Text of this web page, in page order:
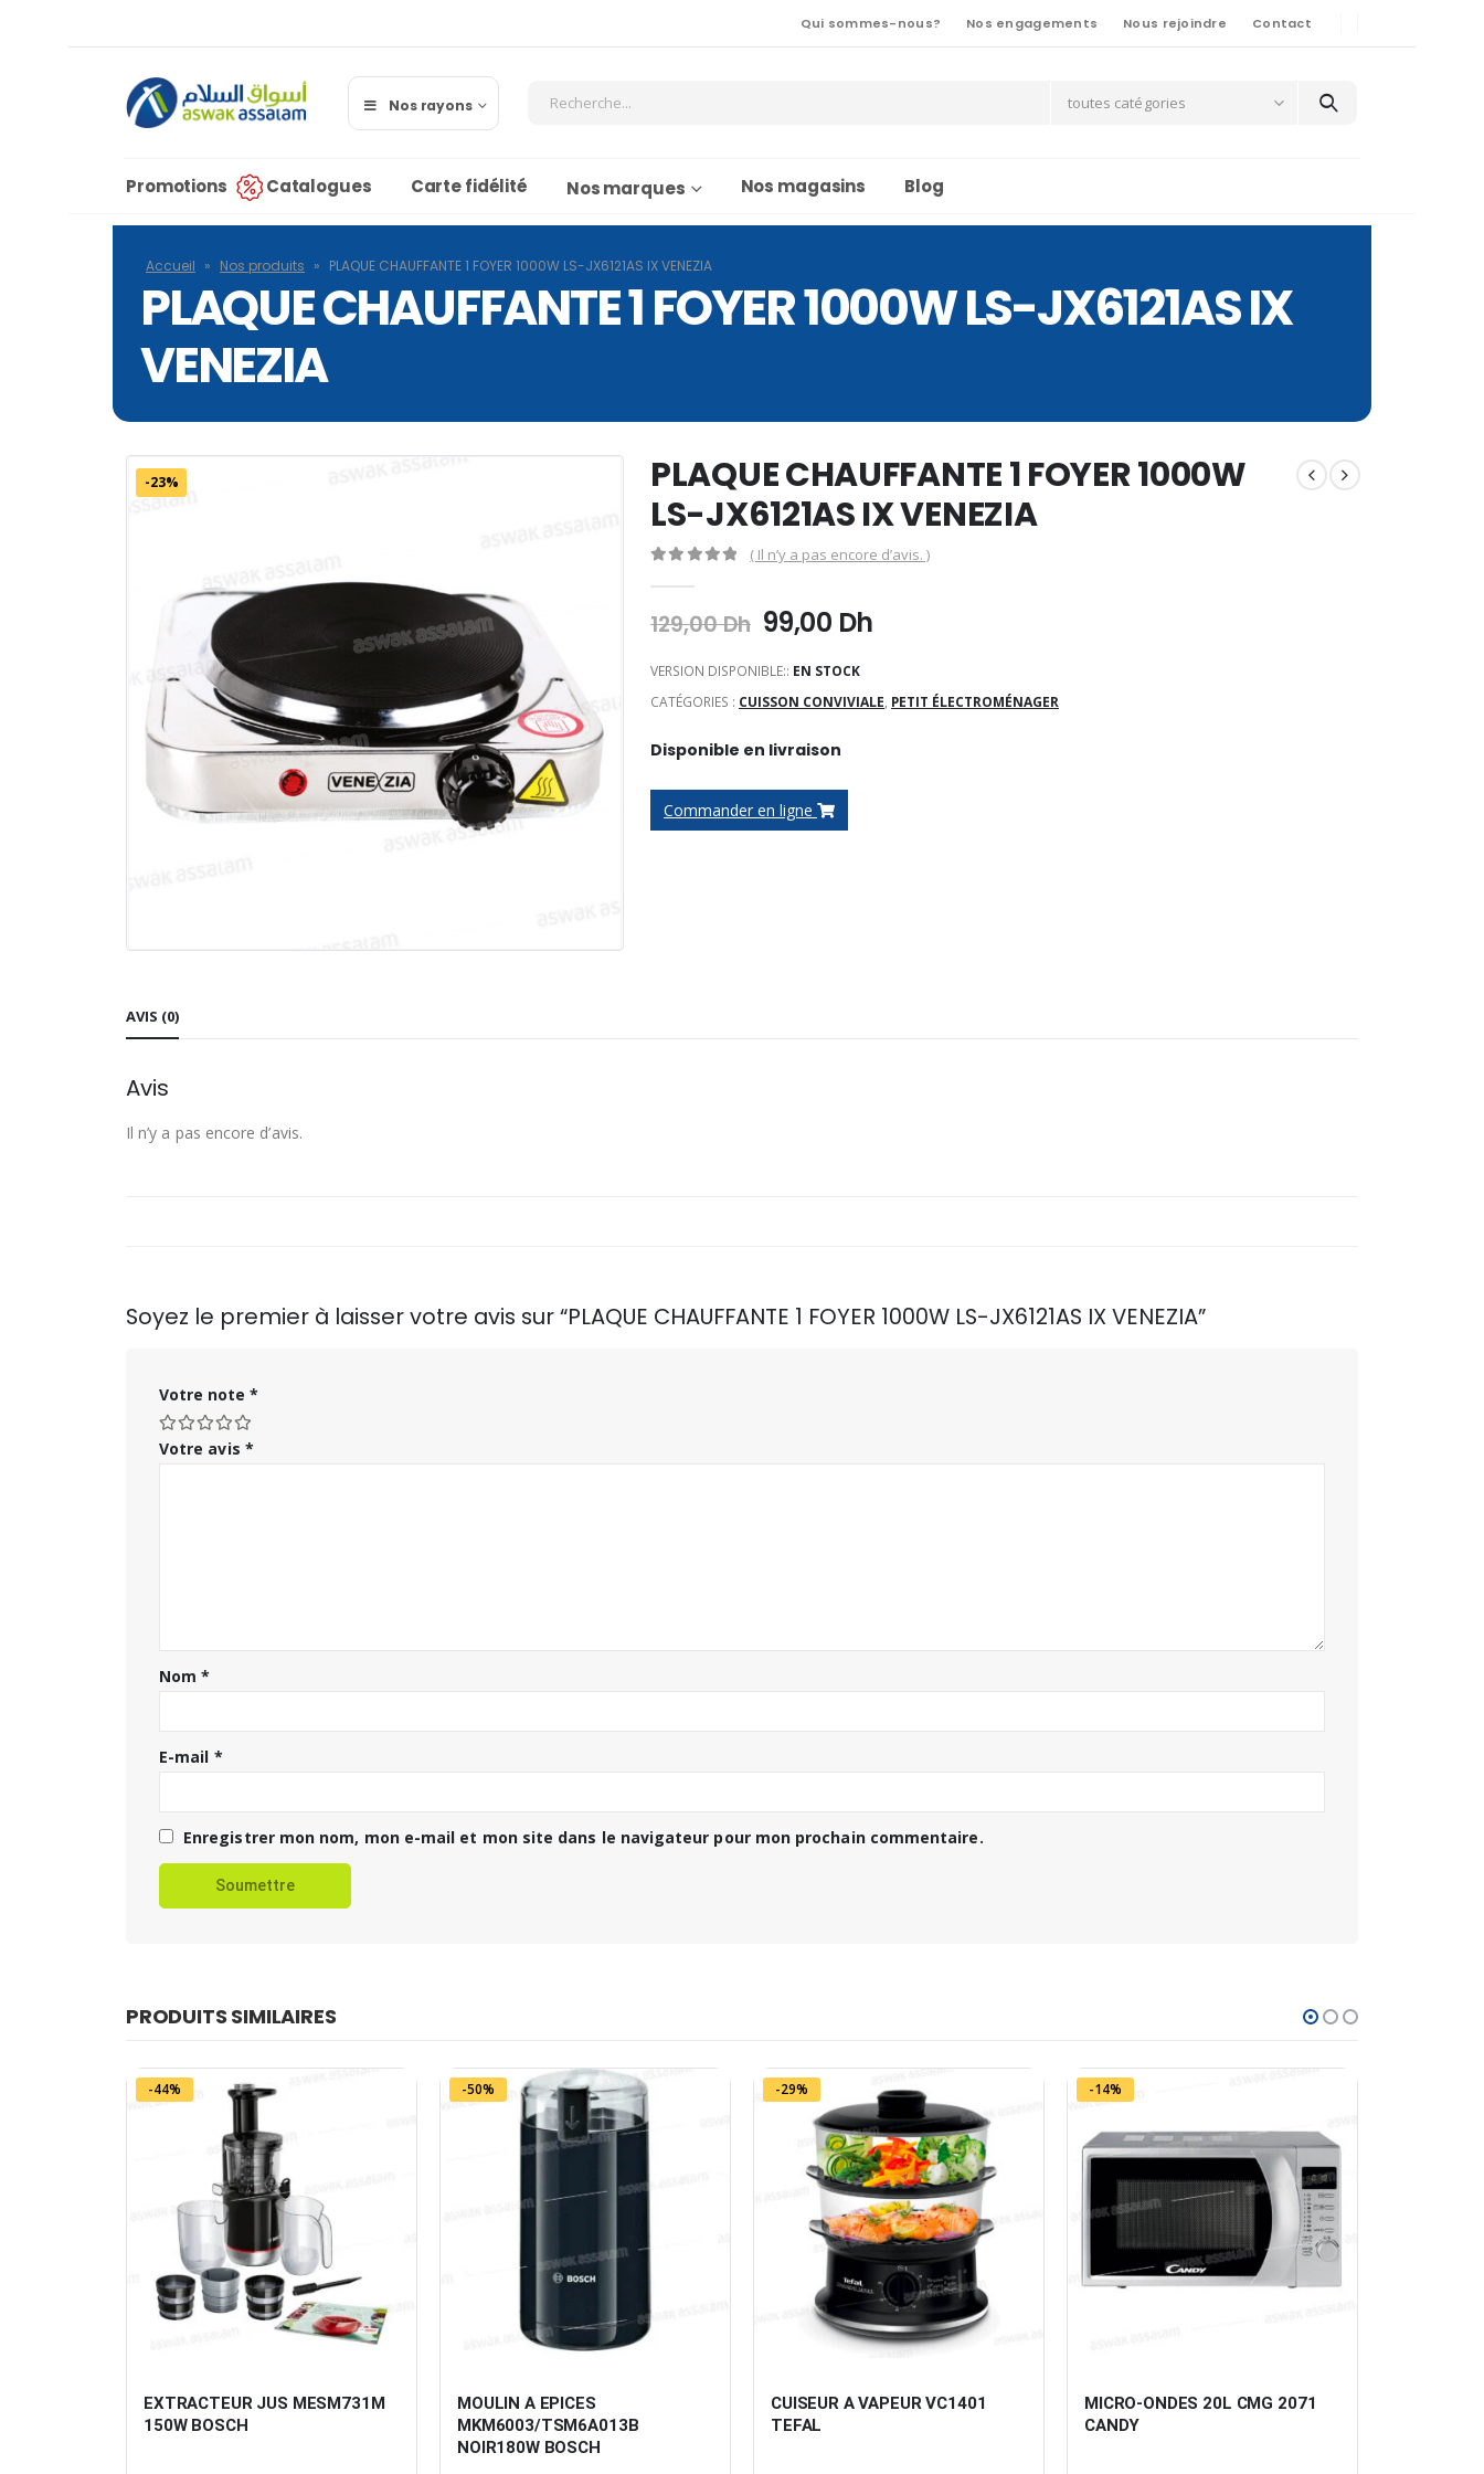
Qui sommes-nous? Nos engagements Nous rejoindre Contact
Nos rayons toutes catégories
Promotions Catalogues Carte fidélité Nos marques Nos magasins Blog
Accueil » Nos produits » PLAQUE CHAUFFANTE 1 FOYER 1000W LS-JX6121AS IX VENEZIA
PLAQUE CHAUFFANTE 1 FOYER 1000W LS-JX6121AS IX
VENEZIA
-23%
PLAQUE CHAUFFANTE 1 FOYER 1000W
LS-JX6121AS IX VENEZIA
( Il n’y a pas encore d’avis. )
129,00Dh Le
initial
était :
99,00 DhLe
est :
VERSION DISPONIBLE:: EN STOCK
CATÉGORIES : CUISSON CONVIVIALE, PETIT ÉLECTROMÉNAGER
Disponible en livraison
Commander en ligne
AVIS (0)
Avis
Il n’y a pas encore d’avis.
Soyez le premier à laisser votre avis sur “PLAQUE CHAUFFANTE 1 FOYER 1000W LS-JX6121AS IX VENEZIA”
Votre note *
Votre avis *
Nom*
E-mail *
Enregistrer mon nom, mon e-mail et mon site dans le navigateur pour mon prochain commentaire.
PRODUITS SIMILAIRES
-44%
EXTRACTEUR JUS MESM731M
150W BOSCH
-50%
MOULIN A EPICES
MKM6003/TSM6A013B
NOIR180W BOSCH
-29%
CUISEUR A VAPEUR VC1401
TEFAL
-14%
MICRO-ONDES 20L CMG 2071
CANDY